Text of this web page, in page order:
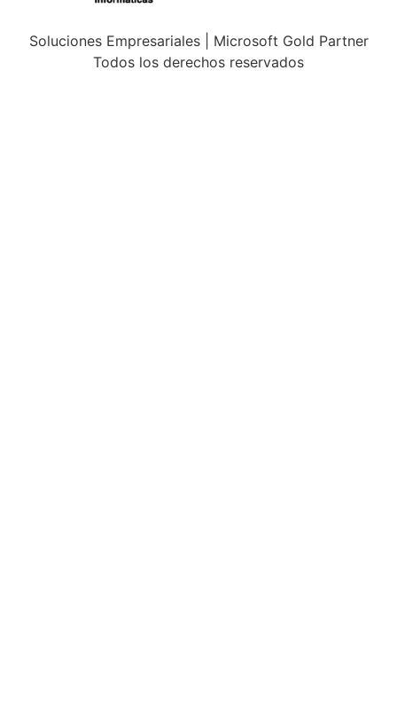
Soluciones Empresariales | Microsoft Gold Partner
Todos los derechos reservados